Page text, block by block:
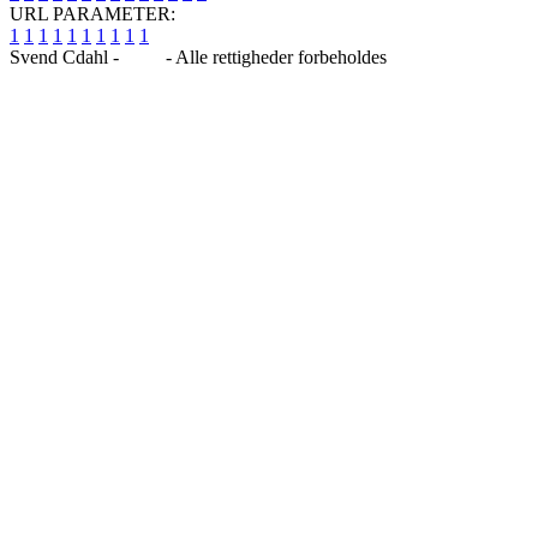
URL PARAMETER:
1 1 1 1 1 1 1 1 1 1
Svend Cdahl -
- Alle rettigheder forbeholdes